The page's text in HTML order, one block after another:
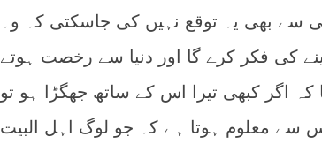
سے بھی یہ توقع نہیں کی جاسکتی کہ وہ
کی فکر کرے گا اور دنیا سے رخصت ہوتے
کہ اگر کبھی تیرا اس کے ساتھ جھگڑا ہو تو
معلوم ہوتا ہے کہ جو لوگ اہل البیت